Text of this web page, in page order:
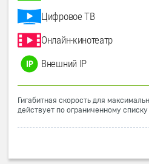
Цифровое ТВ
Онлайн-кинотеатр
Внешний IP
Гигабитная скорость для
действует по ограниченному